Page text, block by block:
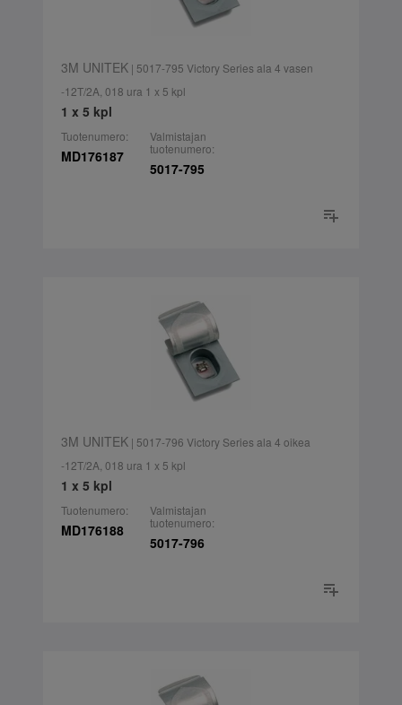
3M UNITEK| 5017-795 Victory Series ala 4 vasen
-12T/2A, 018 ura 1 x 5 kpl
1 x 5 kpl
Tuotenumero:
MD176187
Valmistajan
tuotenumero:
5017-795
3M UNITEK| 5017-796 Victory Series ala 4 oikea
-12T/2A, 018 ura 1 x 5 kpl
1 x 5 kpl
Tuotenumero:
MD176188
Valmistajan
tuotenumero:
5017-796